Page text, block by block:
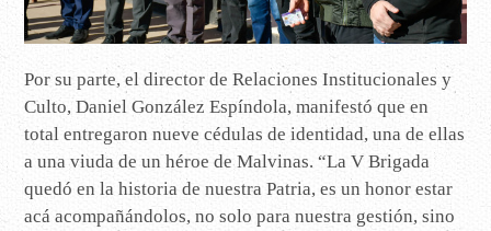
Por su parte, el director de Relaciones Institucionales y
Culto, Daniel González Espíndola, manifestó que en
total entregaron nueve cédulas de identidad, una de ellas
a una viuda de un héroe de Malvinas. “La V Brigada
quedó en la historia de nuestra Patria, es un honor estar
acá acompañándolos, no solo para nuestra gestión, sino